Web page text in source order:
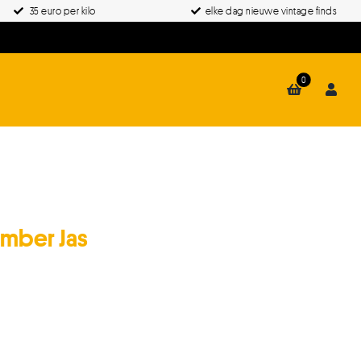
35 euro per kilo elke dag nieuwe vintage finds
0
Jas